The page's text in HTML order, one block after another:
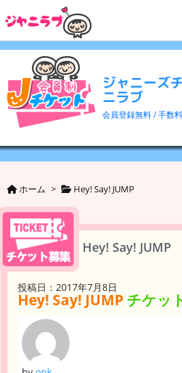
ジャニーズ
ニラブ
会員登録無料 / 手数
ホーム > Hey! Say! JUMP
Hey! Say! JUMP
投稿日：2017年7月8日
Hey! Say! JUMP チケッ